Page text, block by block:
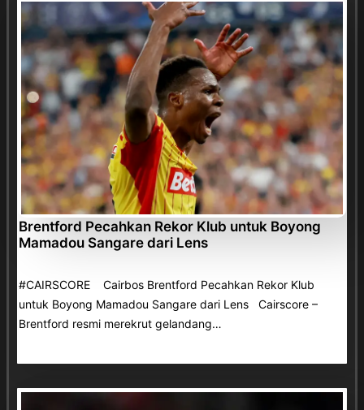
Brentford Pecahkan Rekor Klub untuk Boyong
Mamadou Sangare dari Lens
#CAIRSCORE Cairbos Brentford Pecahkan Rekor Klub
untuk Boyong Mamadou Sangare dari Lens Cairscore –
Brentford resmi merekrut gelandang…